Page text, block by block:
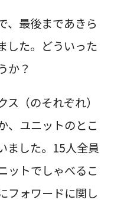
最後まであきら
した。どういった
か？
ス（のそれぞれ）
、ユニットのとこ
ました。15人全員
ットでしゃべるこ
フォワードに関し